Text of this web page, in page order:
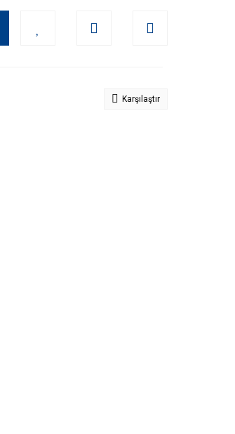
Karşılaştır